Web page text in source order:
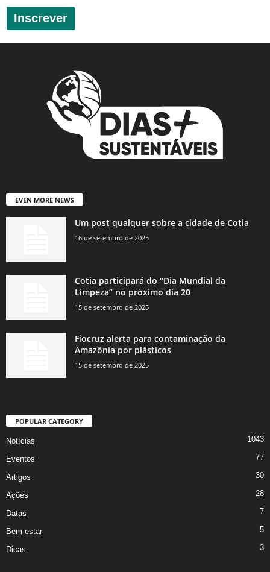
Inscrever
EVEN MORE NEWS
Um post qualquer sobre a cidade de Cotia
16 de setembro de 2025
Cotia participará do “Dia Mundial da
Limpeza” no próximo dia 20
15 de setembro de 2025
Fiocruz alerta para contaminação da
Amazônia por plásticos
15 de setembro de 2025
POPULAR CATEGORY
Notícias 1043
Eventos 77
Artigos 30
Ações 28
Datas 7
Bem-estar 5
Dicas 3